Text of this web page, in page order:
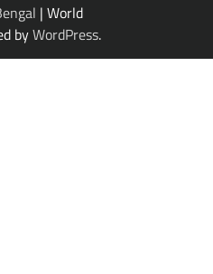
| World
byWordPress.